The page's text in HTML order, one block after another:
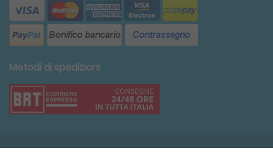
Metodi di spedizioni
Condividi